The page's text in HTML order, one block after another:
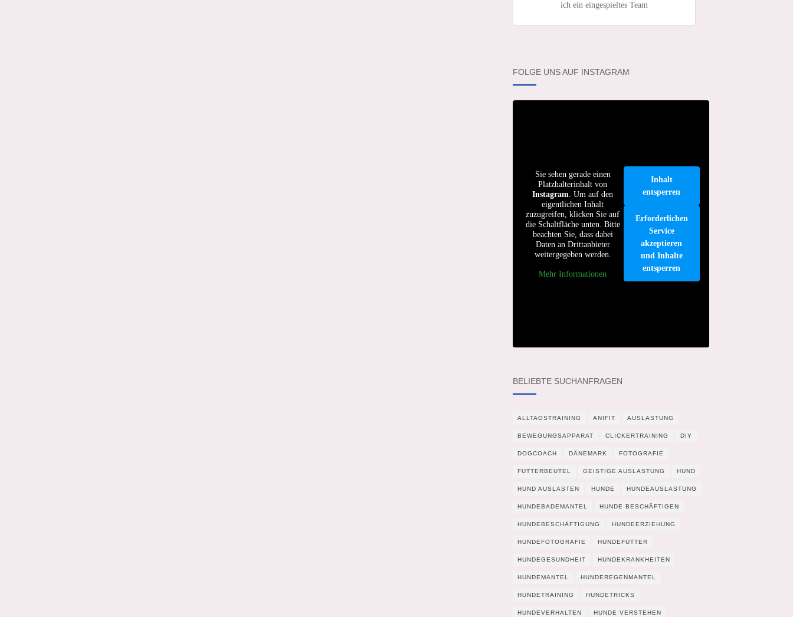
ich ein eingespieltes Team
FOLGE UNS AUF INSTAGRAM
Sie sehen gerade einen
Platzhalterinhalt von
Instagram . Um auf den
eigentlichen Inhalt
zuzugreifen, klicken Sie auf
die Schaltfläche unten. Bitte
beachten Sie, dass dabei
Daten an Drittanbieter
weitergegeben werden.
Mehr Informationen
Inhalt
entsperren
Erforderlichen
Service
akzeptieren
und Inhalte
entsperren
BELIEBTE SUCHANFRAGEN
ALLTAGSTRAINING ANIFIT AUSLASTUNG
BEWEGUNGSAPPARAT CLICKERTRAINING DIY
DOGCOACH DÄNEMARK FOTOGRAFIE
FUTTERBEUTEL GEISTIGE AUSLASTUNG HUND
HUND AUSLASTEN HUNDE HUNDEAUSLASTUNG
HUNDEBADEMANTEL HUNDE BESCHÄFTIGEN
HUNDEBESCHÄFTIGUNG HUNDEERZIEHUNG
HUNDEFOTOGRAFIE HUNDEFUTTER
HUNDEGESUNDHEIT HUNDEKRANKHEITEN
HUNDEMANTEL HUNDEREGENMANTEL
HUNDETRAINING HUNDETRICKS
HUNDEVERHALTEN HUNDE VERSTEHEN